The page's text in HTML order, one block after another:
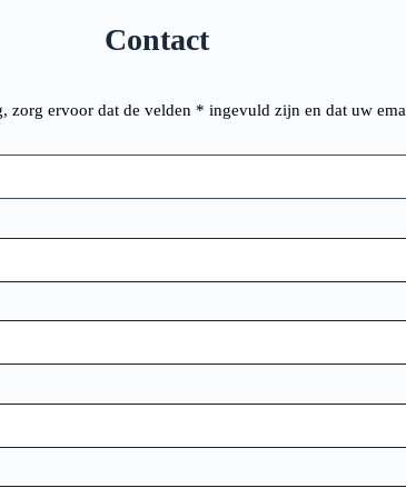
Contact
zorg ervoor dat de velden * ingevuld zijn en dat uw